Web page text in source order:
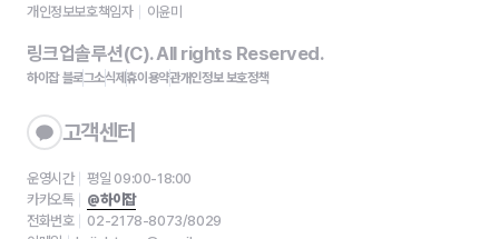
개인정보보호책임자
이윤미
링크업솔루션(C). All rights Reserved.
하이잡 블로그소식제휴이용약관개인정보 보호정책
고객센터
운영시간
평일 09:00-18:00
카카오톡
@하이잡
전화번호
02-2178-8073/8029